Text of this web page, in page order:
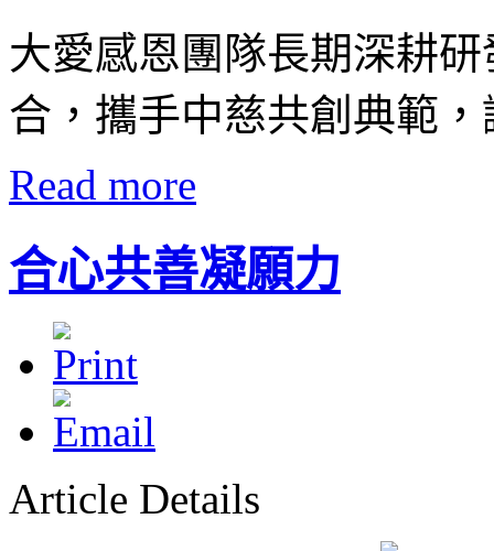
大愛感恩團隊長期深耕
合，攜手中慈共創典範
Read more
合心共善凝願力
Article Details